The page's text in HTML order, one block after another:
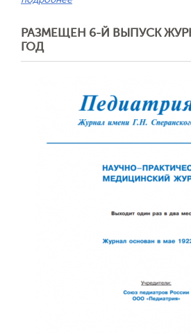
РАЗМЕЩЕН 6-Й ВЫПУСК
ГОД